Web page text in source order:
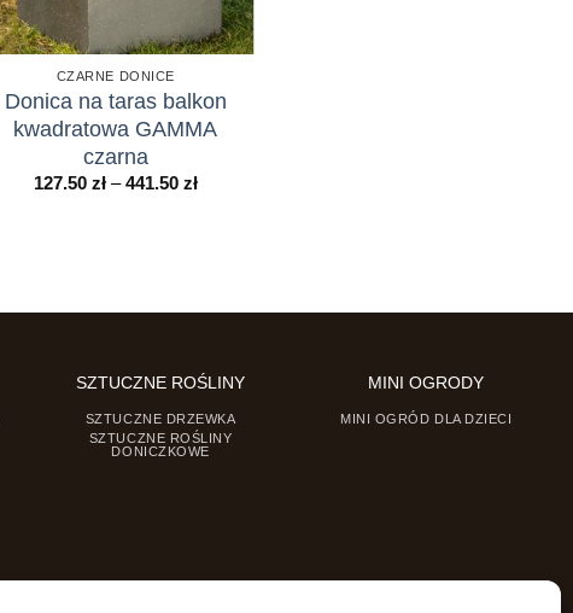
CZARNE DONICE
Donica na taras balkon
kwadratowa GAMMA
czarna
127.50 zł – 441.50 złZakres
SZTUCZNE ROŚLINY
SZTUCZNE DRZEWKA
SZTUCZNE ROŚLINY
DONICZKOWE
MINI OGRODY
MINI OGRÓD DLA DZIECI